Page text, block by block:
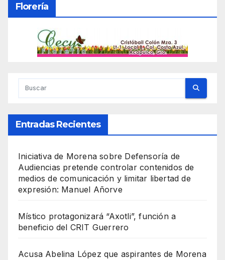
Florería
Entradas Recientes
Iniciativa de Morena sobre Defensoría de
Audiencias pretende controlar contenidos de
medios de comunicación y limitar libertad de
expresión: Manuel Añorve
Místico protagonizará “Axotli”, función a
beneficio del CRIT Guerrero
Acusa Abelina López que aspirantes de Morena